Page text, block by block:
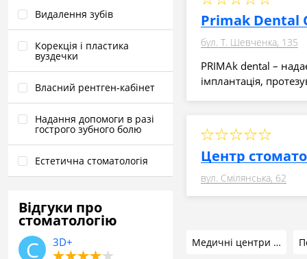
Видалення зубів
Корекція і пластика
вуздечки
Власний рентген‑кабінет
Надання допомоги в разі
гострого зубного болю
Естетична стоматологія
Відгуки про
стоматологію
3D+
Primak Dental
бул. Т. Шевченка, 135
PRIMAk dental –
імплантація,
Центр
вул. Смілянська, 62
Медичні центри та лабораторії